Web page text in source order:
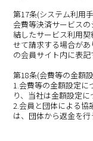
第17条(システム利用
会費等決済サービス
結したサービス利用
せて請求する場合が
の会員サイト内に表記
第18条(会費等の金額
1.会費等の金額設定に
り、当社は金額設定に
2.会員と団体による協
は、団体から返金を行